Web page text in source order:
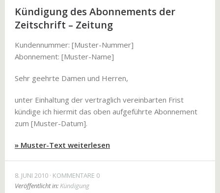
Kündigung des Abonnements der
Zeitschrift – Zeitung
Kundennummer: [Muster-Nummer]
Abonnement: [Muster-Name]
Sehr geehrte Damen und Herren,
unter Einhaltung der vertraglich vereinbarten Frist
kündige ich hiermit das oben aufgeführte Abonnement
zum [Muster-Datum].
» Muster-Text weiterlesen
8. JUNI 2010 KOMMENTARE 0
Veröffentlicht in:Kündigung